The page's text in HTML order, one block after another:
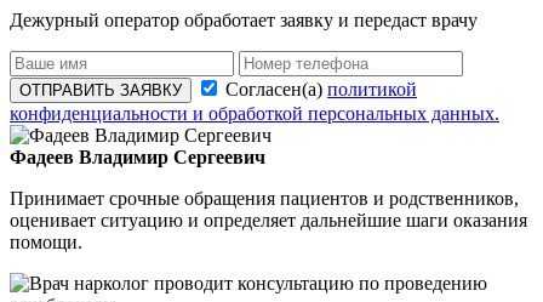
Дежурный оператор обработает заявку и передаст врачу
ОТПРАВИТЬ ЗАЯВКУ Согласен(а) политикой
конфиденциальности и обработкой персональных данных.
Фадеев Владимир Сергеевич
Принимает срочные обращения пациентов и родственников,
оценивает ситуацию и определяет дальнейшие шаги оказания
помощи.